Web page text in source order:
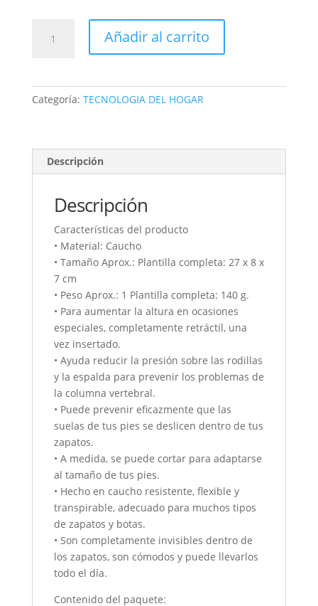
CALZADO
Zapato
cantidad
Añadir al carrito
Categoría: TECNOLOGIA DEL HOGAR
Descripción
Descripción
Características del producto
• Material: Caucho
• Tamaño Aprox.: Plantilla completa: 27 x 8 x
7 cm
• Peso Aprox.: 1 Plantilla completa: 140 g.
• Para aumentar la altura en ocasiones
especiales, completamente retráctil, una
vez insertado.
• Ayuda reducir la presión sobre las rodillas
y la espalda para prevenir los problemas de
la columna vertebral.
• Puede prevenir eficazmente que las
suelas de tus pies se deslicen dentro de tus
zapatos.
• A medida, se puede cortar para adaptarse
al tamaño de tus pies.
• Hecho en caucho resistente, flexible y
transpirable, adecuado para muchos tipos
de zapatos y botas.
• Son completamente invisibles dentro de
los zapatos, son cómodos y puede llevarlos
todo el día.
Contenido del paquete: